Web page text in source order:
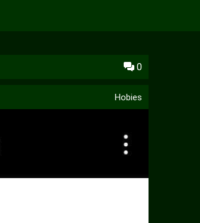
0
Hobies